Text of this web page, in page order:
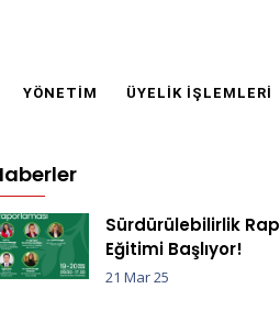
YÖNETIM ÜYELIK İŞLEMLERI
Sürdürülebilirlik
Eğitimi Başlıyor!
21 Mar 25